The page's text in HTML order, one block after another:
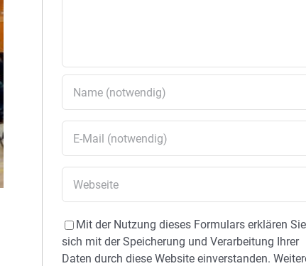
Mit der Nutzung dieses Formulars erklären Sie
sich mit der Speicherung und Verarbeitung Ihrer
Daten durch diese Website einverstanden.